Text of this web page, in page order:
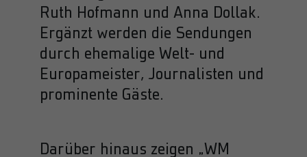
Ruth Hofmann und Anna Dollak.
Ergänzt werden die Sendungen
durch ehemalige Welt- und
Europameister, Journalisten und
prominente Gäste.
Darüber hinaus zeigen „WM